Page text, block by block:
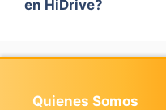
en HiDrive?
Quienes Somos